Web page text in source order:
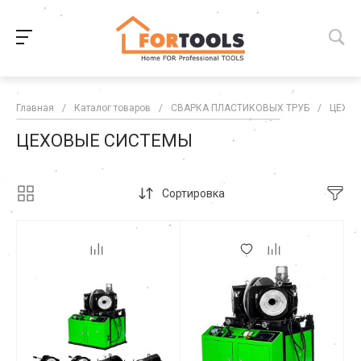
Главная / Каталог товаров / СВАРКА ПЛАСТИКОВЫХ ТРУБ /
ЦЕХОВЫЕ СИСТЕМЫ
Сортировка